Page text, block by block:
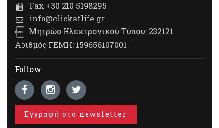
Fax +30 210 5198295
info@clickatlife.gr
Μητρώο Ηλεκτρονικού Τύπου: 232121
Αριθμός ΓΕΜΗ: 159656107001
Follow
Εγγραφή στο newsletter